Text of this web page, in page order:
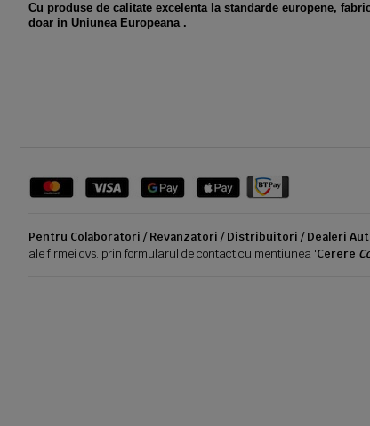
Cu produse de calitate excelenta la standarde europene,
doar in Uniunea Europeana .
Pentru Colaboratori / Revanzatori / Distribuitori / Dealeri
ale firmei dvs. prin formularul de contact cu mentiunea 'Cerere